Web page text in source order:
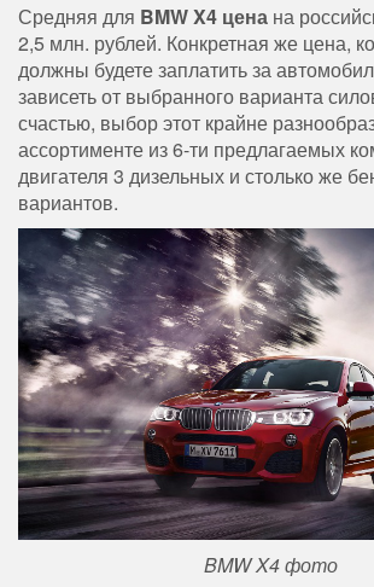
Средняя для BMW X4 цена на
2,5 млн. рублей. Конкретная же цена,
должны будете заплатить за
зависеть от выбранного варианта
счастью, выбор этот крайне
ассортименте из 6-ти предлагаемых
двигателя 3 дизельных и столько же
вариантов.
BMW X4 фото